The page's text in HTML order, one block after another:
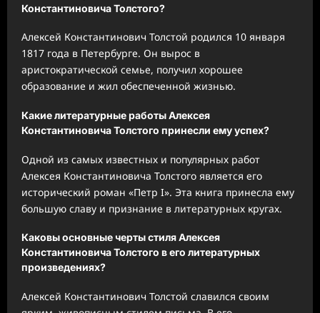
Константиновича Толстого?
Алексей Константинович Толстой родился 10 января
1817 года в Петербурге. Он вырос в
аристократической семье, получил хорошее
образование и жил обеспеченной жизнью.
Какие литературные работы Алексея
Константиновича Толстого принесли ему успех?
Одной из самых известных и популярных работ
Алексея Константиновича Толстого является его
исторический роман «Петр I». Эта книга принесла ему
большую славу и признание в литературных кругах.
Каковы основные черты стиля Алексея
Константиновича Толстого в его литературных
произведениях?
Алексей Константинович Толстой славился своим